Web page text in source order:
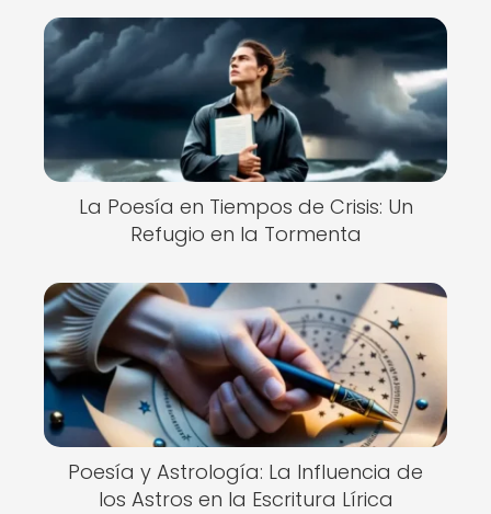
La Poesía en Tiempos de Crisis: Un
Refugio en la Tormenta
Poesía y Astrología: La Influencia de
los Astros en la Escritura Lírica